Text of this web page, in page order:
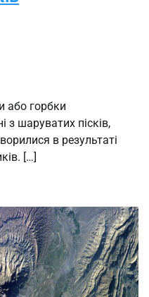
або горбки
з шаруватих пісків,
в результаті
[…]